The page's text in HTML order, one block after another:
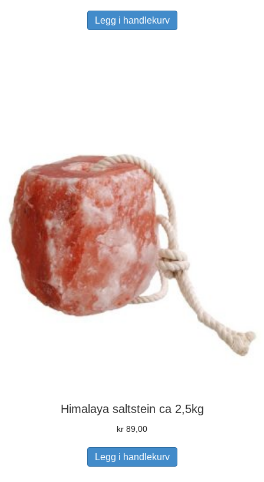
Legg i handlekurv
Himalaya saltstein ca 2,5kg
kr 89,00
Legg i handlekurv